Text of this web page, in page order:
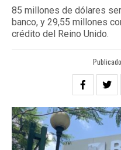
85 millones de dólares
banco, y 29,55 millones
crédito del Reino Unido.
Publicado